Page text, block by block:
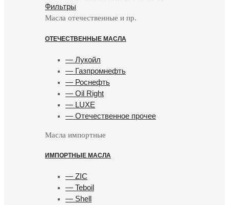
Фильтры
Масла отечественные и пр.
ОТЕЧЕСТВЕННЫЕ МАСЛА
— Лукойл
— Газпромнефть
— Роснефть
— Oil Right
— LUXE
— Отечественное прочее
Масла импортные
ИМПОРТНЫЕ МАСЛА
— ZIC
— Teboil
— Shell